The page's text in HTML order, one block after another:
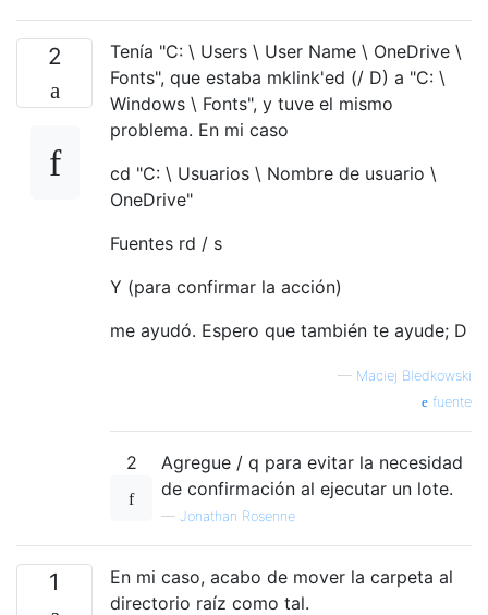
2
Tenía "C: \ Users \ User Name \ OneDrive \
Fonts", que estaba mklink'ed (/ D) a "C: \
Windows \ Fonts", y tuve el mismo
problema. En mi caso
cd "C: \ Usuarios \ Nombre de usuario \
OneDrive"
Fuentes rd / s
Y (para confirmar la acción)
me ayudó. Espero que también te ayude; D
— Maciej Bledkowski
fuente
2
Agregue / q para evitar la necesidad
de confirmación al ejecutar un lote.
— Jonathan Rosenne
1
En mi caso, acabo de mover la carpeta al
directorio raíz como tal.